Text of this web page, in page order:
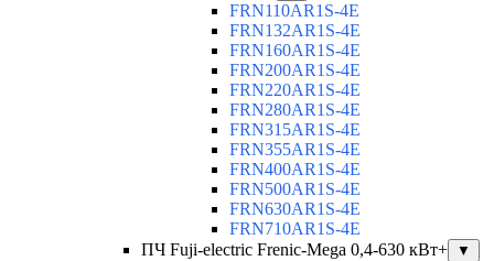
FRN110AR1S-4E
FRN132AR1S-4E
FRN160AR1S-4E
FRN200AR1S-4E
FRN220AR1S-4E
FRN280AR1S-4E
FRN315AR1S-4E
FRN355AR1S-4E
FRN400AR1S-4E
FRN500AR1S-4E
FRN630AR1S-4E
FRN710AR1S-4E
ПЧ Fuji-electric Frenic-Mega 0,4-630 кВт+
▼